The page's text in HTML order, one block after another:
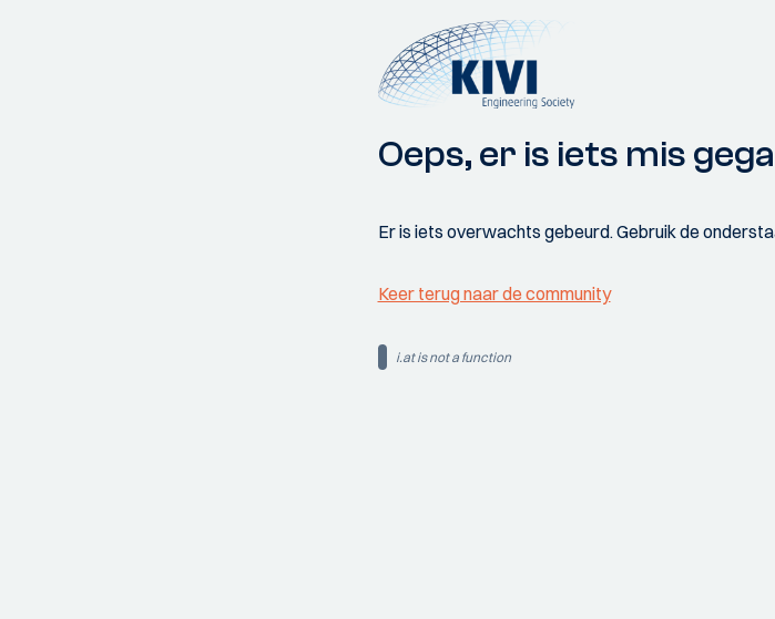
Oeps, er is iets mis
Er is iets overwachts gebeurd. Gebruik de
Keer terug naar de community
i.at is not a function